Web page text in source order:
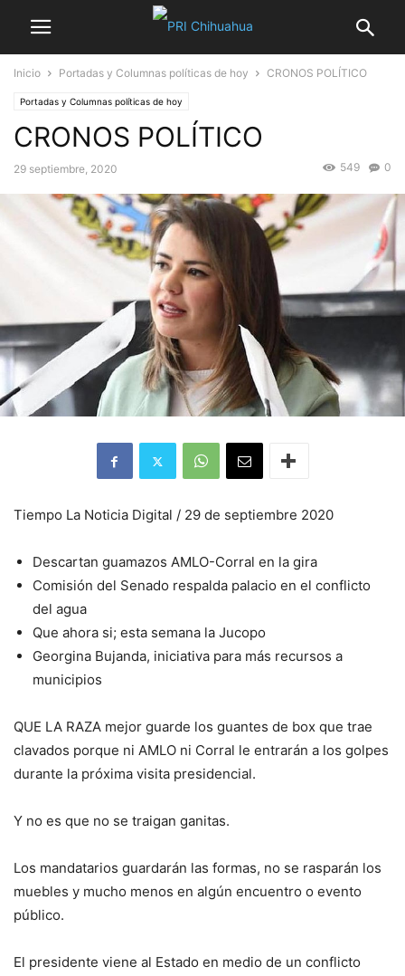
Inicio Portadas y Columnas políticas de hoy CRONOS POLÍTICO
Portadas y Columnas políticas de hoy
CRONOS POLÍTICO
29 septiembre, 2020 0
549
Tiempo La Noticia Digital / 29 de septiembre 2020
Descartan guamazos AMLO-Corral en la gira
Comisión del Senado respalda palacio en el conflicto
del agua
Que ahora si; esta semana la Jucopo
Georgina Bujanda, iniciativa para más recursos a
municipios
QUE LA RAZA mejor guarde los guantes de box que trae
clavados porque ni AMLO ni Corral le entrarán a los golpes
durante la próxima visita presidencial.
Y no es que no se traigan ganitas.
Los mandatarios guardarán las formas, no se rasparán los
muebles y mucho menos en algún encuentro o evento
público.
El presidente viene al Estado en medio de un conflicto